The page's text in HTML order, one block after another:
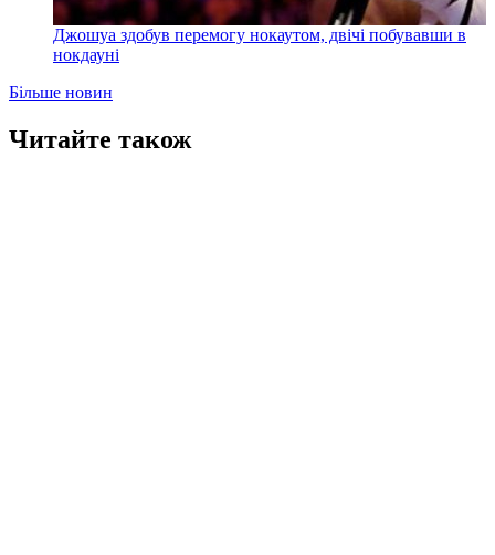
Джошуа здобув перемогу нокаутом, двічі побувавши в
нокдауні
Більше новин
Читайте також